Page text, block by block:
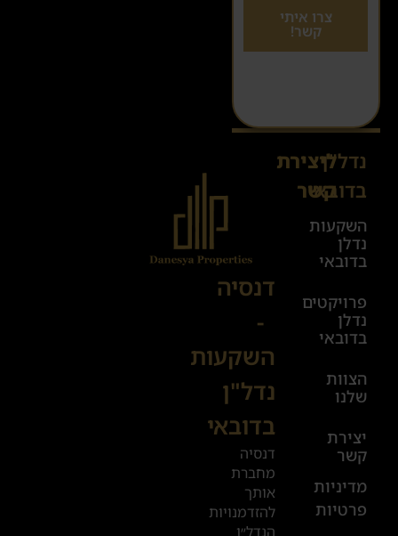
צרו איתי
קשר!
נדל"ן
בדובאי
השקעות
נדלן
בדובאי
פרויקטים
נדלן
בדובאי
הצוות
שלנו
יצירת
קשר
מדיניות
פרטיות
ליצירת
קשר
א׳-ה׳
08:00-
00:00
יום ו׳
08:00-
17:00
+972
52
601
2019
Sales@danesya.co.il
דנסיה
-
השקעות
נדל"ן
בדובאי
דנסיה
מחברת
אותך
להזדמנויות
הנדל״ן